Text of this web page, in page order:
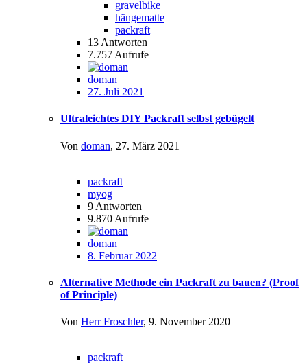
gravelbike
hängematte
packraft
13 Antworten
7.757 Aufrufe
doman
27. Juli 2021
Ultraleichtes DIY Packraft selbst gebügelt
Von doman, 27. März 2021
packraft
myog
9 Antworten
9.870 Aufrufe
doman
8. Februar 2022
Alternative Methode ein Packraft zu bauen? (Proof
of Principle)
Von Herr Froschler, 9. November 2020
packraft